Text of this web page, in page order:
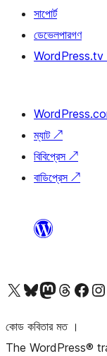
সাপোর্ট
ডেভেলপারগণ
WordPress.tv
ম্যাট ↗
বিবিপ্রেস ↗
বাডিপ্রেস ↗
আমাদের X (আগের টুইটার) অ্যাকাউন্টে যানআমাদের Bluesky অ্যাকাউন্টটি দেখুনআমাদের মাস্টোডন অ্যাকাউন্টটি দেখুনআমাদের থ্রেডস অ্যাকাউন্টটি দেখুনআমাদের ফেসবুক পেজ দেখুন
আমাদের
কোড কবিতার মত ।
The WordPress®